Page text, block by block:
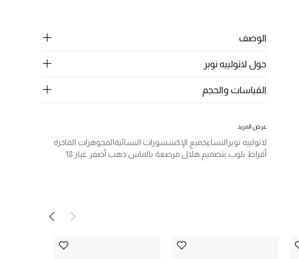
الوصف
حول لاتولييه نوبر
القياسات والحجم
عرض المزيد
لاتولييه نوبر النساءجميع الإكسسورات النسائيةالمجوهرات الفاخرة
أقراط بلوب بتصميم هلال مرصعة بالماس ذهب أصفر عيار 18